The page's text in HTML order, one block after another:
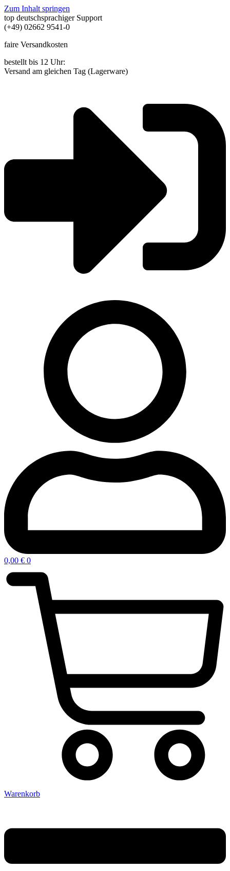
Zum Inhalt springen
top deutschsprachiger Support
(+49) 02662 9541-0
faire Versandkosten
bestellt bis 12 Uhr:
Versand am gleichen Tag (Lagerware)
0,00 € 0
Warenkorb